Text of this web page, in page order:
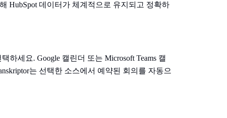
HubSpot 데이터가 체계적으로 유지되고 정확하
하세요. Google 캘린더 또는 Microsoft Teams 캘
는 선택한 소스에서 예약된 회의를 자동으